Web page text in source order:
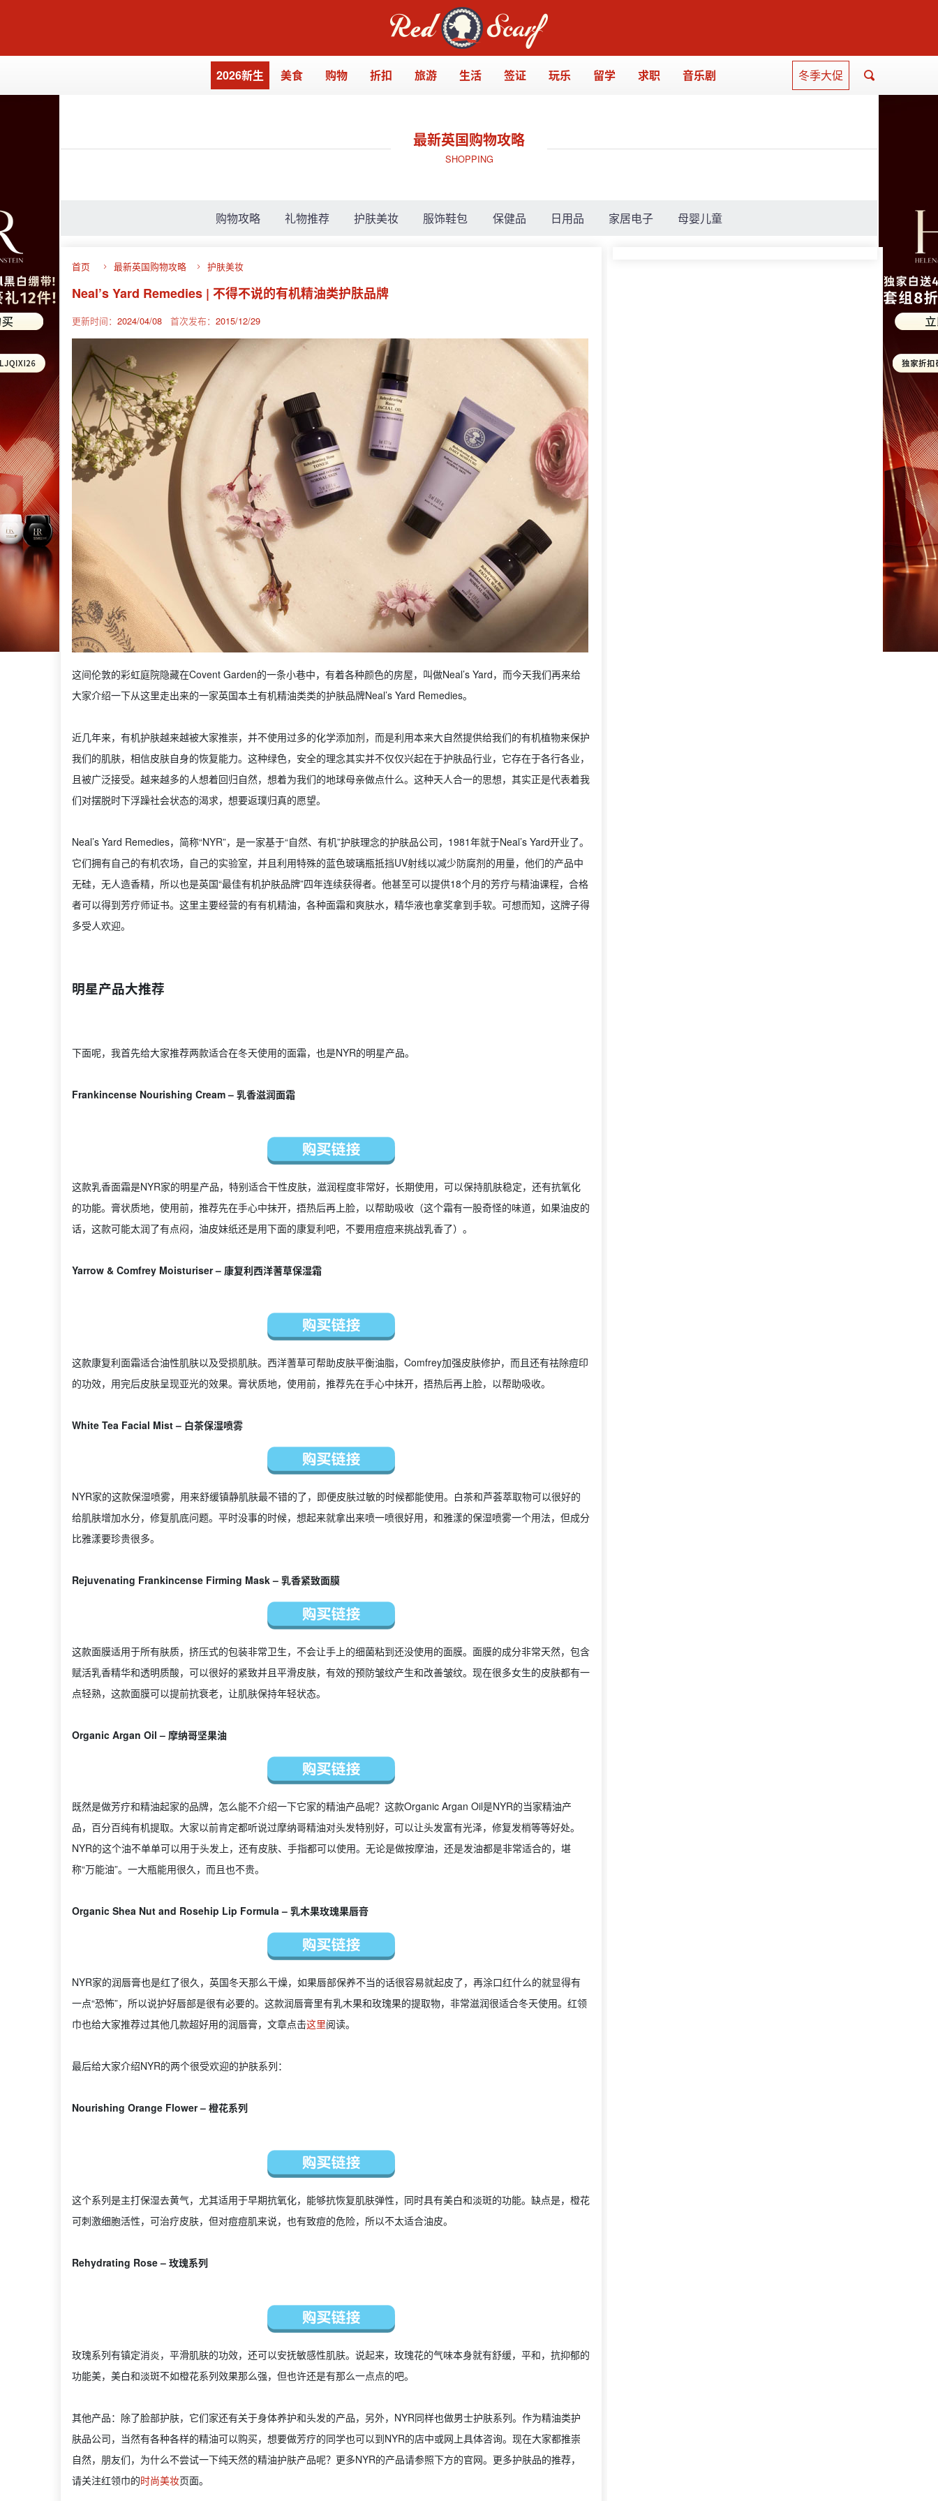
2026新生 美食 购物 折扣 旅游 生活 签证 玩乐 留学 求职 音乐剧 冬季大促
最新英国购物攻略
SHOPPING
购物攻略 礼物推荐 护肤美妆 服饰鞋包 保健品 日用品 家居电子 母婴儿童
首页 最新英国购物攻略 护肤美妆
Neal’s Yard Remedies | 不得不说的有机精油类护肤品牌
更新时间： 2024/04/08 首次发布： 2015/12/29
这间伦敦的彩虹庭院隐藏在Covent Garden的一条小巷中，有着各种颜色的房屋，叫做Neal’s Yard，而今天我们再来给
大家介绍一下从这里走出来的一家英国本土有机精油类类的护肤品牌Neal’s Yard Remedies。
近几年来，有机护肤越来越被大家推崇，并不使用过多的化学添加剂，而是利用本来大自然提供给我们的有机植物来保护
我们的肌肤，相信皮肤自身的恢复能力。这种绿色，安全的理念其实并不仅仅兴起在于护肤品行业，它存在于各行各业，
且被广泛接受。越来越多的人想着回归自然，想着为我们的地球母亲做点什么。这种天人合一的思想，其实正是代表着我
们对摆脱时下浮躁社会状态的渴求，想要返璞归真的愿望。
Neal’s Yard Remedies，简称“NYR”，是一家基于“自然、有机”护肤理念的护肤品公司，1981年就于Neal’s Yard开业了。
它们拥有自己的有机农场，自己的实验室，并且利用特殊的蓝色玻璃瓶抵挡UV射线以减少防腐剂的用量，他们的产品中
无硅，无人造香精，所以也是英国“最佳有机护肤品牌”四年连续获得者。他甚至可以提供18个月的芳疗与精油课程，合格
者可以得到芳疗师证书。这里主要经营的有有机精油，各种面霜和爽肤水，精华液也拿奖拿到手软。可想而知，这牌子得
多受人欢迎。
明星产品大推荐
下面呢，我首先给大家推荐两款适合在冬天使用的面霜，也是NYR的明星产品。
Frankincense Nourishing Cream – 乳香滋润面霜
这款乳香面霜是NYR家的明星产品，特别适合干性皮肤，滋润程度非常好，长期使用，可以保持肌肤稳定，还有抗氧化
的功能。膏状质地，使用前，推荐先在手心中抹开，捂热后再上脸，以帮助吸收（这个霜有一股奇怪的味道，如果油皮的
话，这款可能太润了有点闷，油皮妹纸还是用下面的康复利吧，不要用痘痘来挑战乳香了）。
Yarrow & Comfrey Moisturiser – 康复利西洋蓍草保湿霜
这款康复利面霜适合油性肌肤以及受损肌肤。西洋蓍草可帮助皮肤平衡油脂，Comfrey加强皮肤修护，而且还有祛除痘印
的功效，用完后皮肤呈现亚光的效果。膏状质地，使用前，推荐先在手心中抹开，捂热后再上脸，以帮助吸收。
White Tea Facial Mist – 白茶保湿喷雾
NYR家的这款保湿喷雾，用来舒缓镇静肌肤最不错的了，即便皮肤过敏的时候都能使用。白茶和芦荟萃取物可以很好的
给肌肤增加水分，修复肌底问题。平时没事的时候，想起来就拿出来喷一喷很好用，和雅漾的保湿喷雾一个用法，但成分
比雅漾要珍贵很多。
Rejuvenating Frankincense Firming Mask – 乳香紧致面膜
这款面膜适用于所有肤质，挤压式的包装非常卫生，不会让手上的细菌粘到还没使用的面膜。面膜的成分非常天然，包含
赋活乳香精华和透明质酸，可以很好的紧致并且平滑皮肤，有效的预防皱纹产生和改善皱纹。现在很多女生的皮肤都有一
点轻熟，这款面膜可以提前抗衰老，让肌肤保持年轻状态。
Organic Argan Oil – 摩纳哥坚果油
既然是做芳疗和精油起家的品牌，怎么能不介绍一下它家的精油产品呢？这款Organic Argan Oil是NYR的当家精油产
品，百分百纯有机提取。大家以前肯定都听说过摩纳哥精油对头发特别好，可以让头发富有光泽，修复发梢等等好处。
NYR的这个油不单单可以用于头发上，还有皮肤、手指都可以使用。无论是做按摩油，还是发油都是非常适合的，堪
称“万能油”。一大瓶能用很久，而且也不贵。
Organic Shea Nut and Rosehip Lip Formula – 乳木果玫瑰果唇膏
NYR家的润唇膏也是红了很久，英国冬天那么干燥，如果唇部保养不当的话很容易就起皮了，再涂口红什么的就显得有
一点“恐怖”，所以说护好唇部是很有必要的。这款润唇膏里有乳木果和玫瑰果的提取物，非常滋润很适合冬天使用。红领
巾也给大家推荐过其他几款超好用的润唇膏，文章点击这里阅读。
最后给大家介绍NYR的两个很受欢迎的护肤系列：
Nourishing Orange Flower – 橙花系列
这个系列是主打保湿去黄气，尤其适用于早期抗氧化，能够抗恢复肌肤弹性，同时具有美白和淡斑的功能。缺点是，橙花
可刺激细胞活性，可治疗皮肤，但对痘痘肌来说，也有致痘的危险，所以不太适合油皮。
Rehydrating Rose – 玫瑰系列
玫瑰系列有镇定消炎，平滑肌肤的功效，还可以安抚敏感性肌肤。说起来，玫瑰花的气味本身就有舒缓，平和，抗抑郁的
功能美，美白和淡斑不如橙花系列效果那么强，但也许还是有那么一点点的吧。
其他产品：除了脸部护肤，它们家还有关于身体养护和头发的产品，另外，NYR同样也做男士护肤系列。作为精油类护
肤品公司，当然有各种各样的精油可以购买，想要做芳疗的同学也可以到NYR的店中或网上具体咨询。现在大家都推崇
自然，朋友们，为什么不尝试一下纯天然的精油护肤产品呢？更多NYR的产品请参照下方的官网。更多护肤品的推荐，
请关注红领巾的时尚美妆页面。